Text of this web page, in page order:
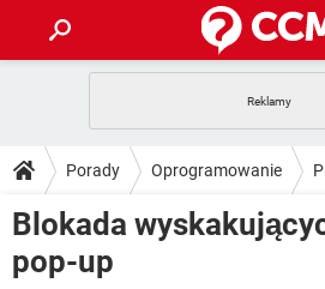
GRY
SPOTIFY
INSTAGRAM
PORADY
PlayStation
GRY
SPOTIFY
DO POBRANIA
ANDROID
FORUM
Porady Oprogramowanie
Blokada
pop-up